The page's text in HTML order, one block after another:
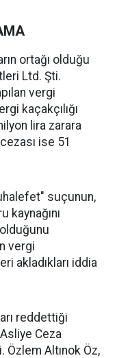
ortağı olduğu
Ltd. Şti.
vergi
kaçakçılığı
lira zarara
ise 51
suçunun,
kaynağını
vergi
akladıkları iddia
reddettiği
Ceza
Özlem Altınok Öz,